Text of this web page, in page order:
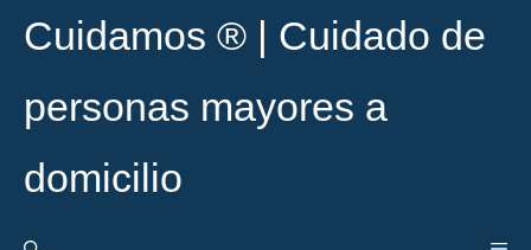
Cuidamos ® | Cuidado de
personas mayores a
domicilio